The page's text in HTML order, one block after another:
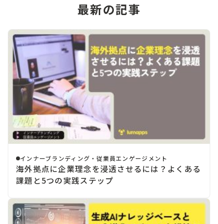
最新の記事
海外拠点に企業理念を浸透させるには？よくある
課題と5つの実践ステップ
インナーブランディング・従業員エンゲージメント